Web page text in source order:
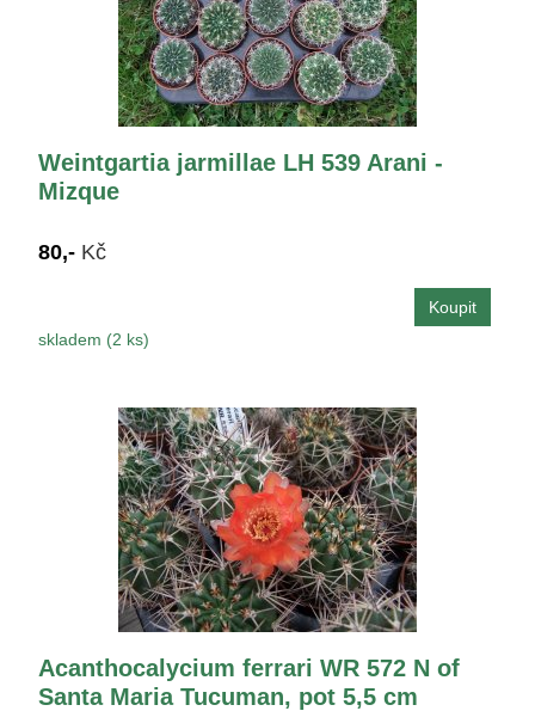
Weintgartia jarmillae LH 539 Arani -
Mizque
80,- Kč
skladem (2 ks)
Acanthocalycium ferrari WR 572 N of
Santa Maria Tucuman, pot 5,5 cm